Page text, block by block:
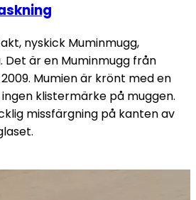
nyskick Muminmugg,
Det är en Muminmugg från
Mumien är krönt med en
klistermärke på muggen.
missfärgning på kanten av